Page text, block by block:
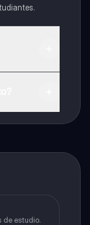
de estudio.